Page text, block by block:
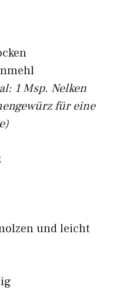
1 Msp. Nelken
für eine
und leicht